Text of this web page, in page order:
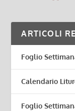
ARTICOLI
Foglio
Calendario
Foglio